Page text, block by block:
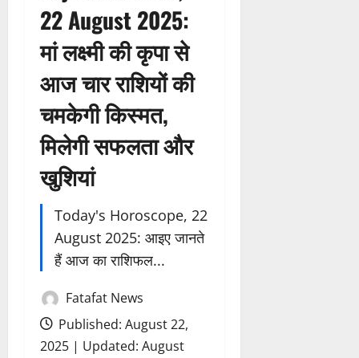
22 August 2025:
मां लक्ष्मी की कृपा से
आज चार राशियों की
चमकेगी किस्मत,
मिलेगी सफलता और
खुशियां
Today's Horoscope, 22
August 2025: आइए जानते
हैं आज का राशिफल...
Fatafat News
Published: August 22,
2025 | Updated: August